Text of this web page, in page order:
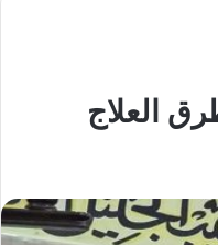
العلاج